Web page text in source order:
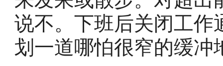
说不。下班后关闭工
划一道哪怕很窄的缓冲